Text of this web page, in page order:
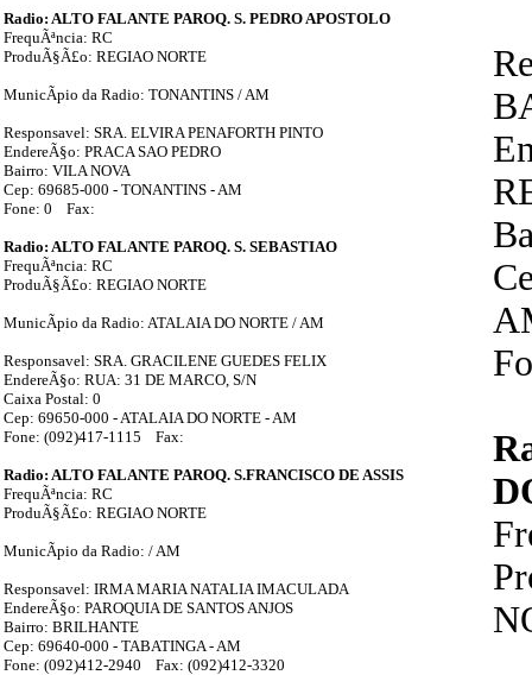
Radio: ALTO FALANTE PAROQ. S. PEDRO APOSTOLO
FrequÃªncia: RC
ProduÃ§Ã£o: REGIAO NORTE
MunicÃ­pio da Radio: TONANTINS / AM
Responsavel: SRA. ELVIRA PENAFORTH PINTO
EndereÃ§o: PRACA SAO PEDRO
Bairro: VILA NOVA
Cep: 69685-000 - TONANTINS - AM
Fone: 0 Fax:
Radio: ALTO FALANTE PAROQ. S. SEBASTIAO
FrequÃªncia: RC
ProduÃ§Ã£o: REGIAO NORTE
MunicÃ­pio da Radio: ATALAIA DO NORTE / AM
Responsavel: SRA. GRACILENE GUEDES FELIX
EndereÃ§o: RUA: 31 DE MARCO, S/N
Caixa Postal: 0
Cep: 69650-000 - ATALAIA DO NORTE - AM
Fone: (092)417-1115 Fax:
Radio: ALTO FALANTE PAROQ. S.FRANCISCO DE ASSIS
FrequÃªncia: RC
ProduÃ§Ã£o: REGIAO NORTE
MunicÃ­pio da Radio: / AM
Responsavel: IRMA MARIA NATALIA IMACULADA
EndereÃ§o: PAROQUIA DE SANTOS ANJOS
Bairro: BRILHANTE
Cep: 69640-000 - TABATINGA - AM
Fone: (092)412-2940 Fax: (092)412-3320